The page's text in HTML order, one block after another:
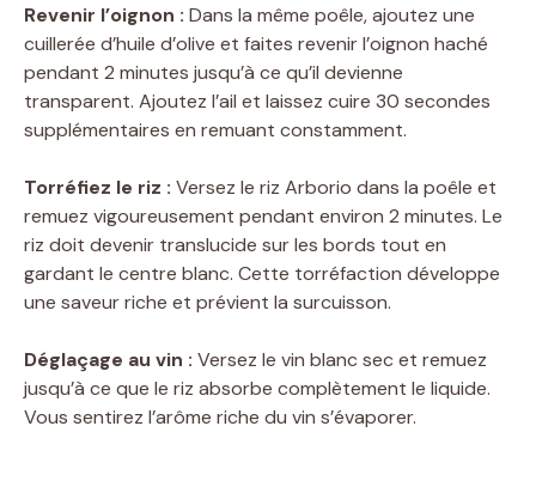
Revenir l’oignon : Dans la même poêle, ajoutez une
cuillerée d’huile d’olive et faites revenir l’oignon haché
pendant 2 minutes jusqu’à ce qu’il devienne
transparent. Ajoutez l’ail et laissez cuire 30 secondes
supplémentaires en remuant constamment.
Torréfiez le riz : Versez le riz Arborio dans la poêle et
remuez vigoureusement pendant environ 2 minutes. Le
riz doit devenir translucide sur les bords tout en
gardant le centre blanc. Cette torréfaction développe
une saveur riche et prévient la surcuisson.
Déglaçage au vin : Versez le vin blanc sec et remuez
jusqu’à ce que le riz absorbe complètement le liquide.
Vous sentirez l’arôme riche du vin s’évaporer.